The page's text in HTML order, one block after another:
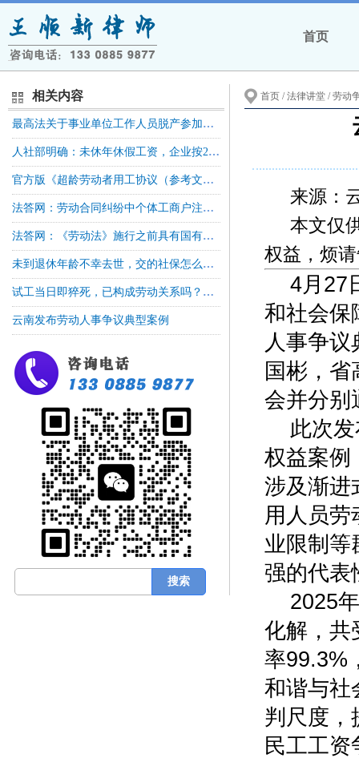
首页
相关内容
最高法关于事业单位工作人员脱产参加全日制学历教育后违反服务期约定有关问题的批复
人社部明确：未休年休假工资，企业按21.75天折算，事业单位按261天折算
官方版《超龄劳动者用工协议（参考文本）》发布！
法答网：劳动合同纠纷中个体工商户注销，起诉经营者是否需要劳动仲裁前置
法答网：《劳动法》施行之前具有国有企业性质的单位，如邮电局等招用的劳动者请求人民法院确认劳动关系是否属于民事案件审理的范围
未到退休年龄不幸去世，交的社保怎么办？人社部答复！
试工当日即猝死，已构成劳动关系吗？高院再审！
云南发布劳动人事争议典型案例
首页 / 法律讲堂 /劳动
来源：
本文仅
权益，烦
4月27
和社会保
人事争
国彬，
会并分别
此次
权益案例
涉及渐进
用人员劳
业限制等
强的代表
2025
化解，共
率99.3%
和谐与社
判尺度，
民工工资